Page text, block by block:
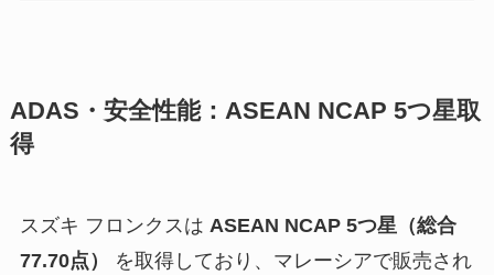
ADAS・安全性能：ASEAN NCAP 5つ星取
得
スズキ フロンクスは ASEAN NCAP 5つ星（総合
77.70点）
を取得しており、マレーシアで販売され